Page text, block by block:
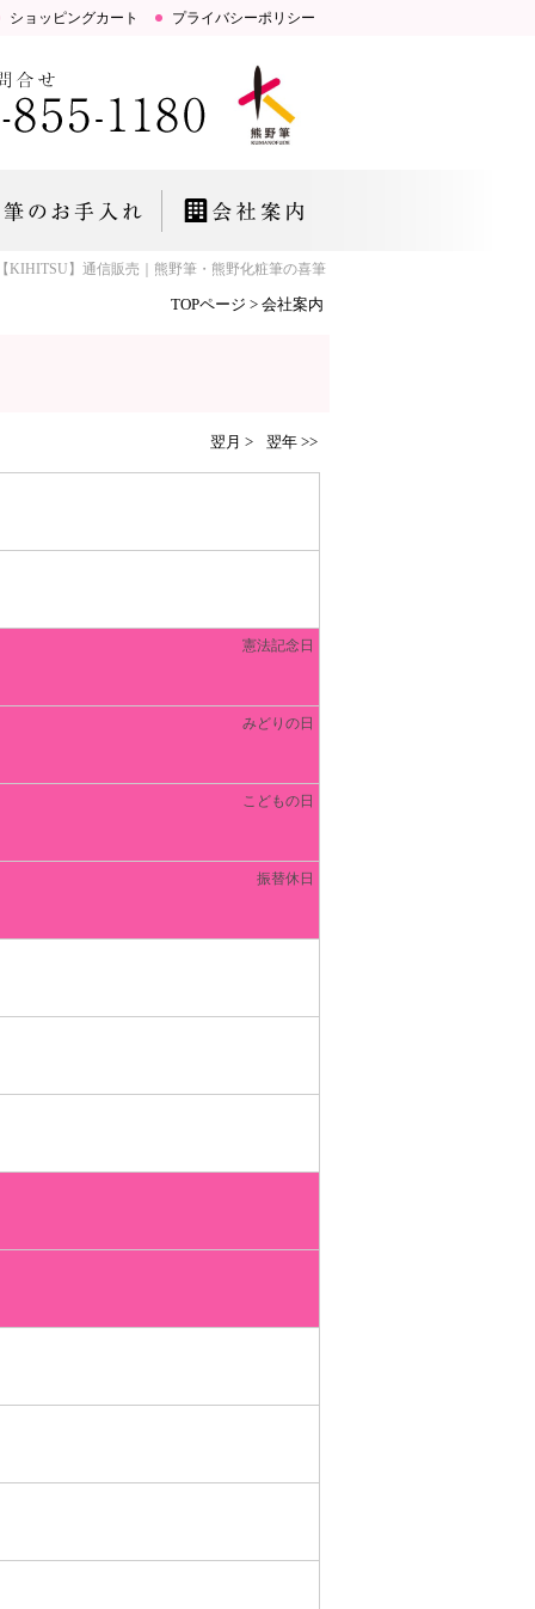
ショッピングカート プライバシーポリシー
】通信販売｜熊野筆・熊野化粧筆の喜筆 FUDE LAB.「お肌とこころに
TOPページ > 会社案内
翌月 > 翌年 >>
憲法記念日
みどりの日
こどもの日
振替休日